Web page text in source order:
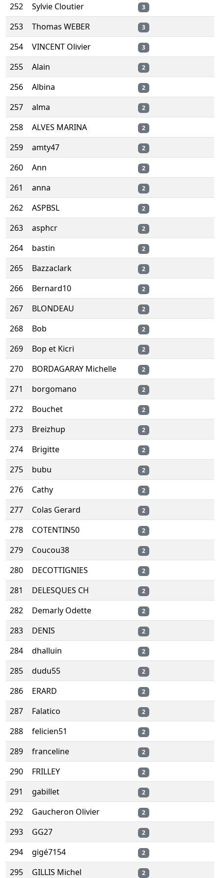
252 Sylvie Cloutier 3
253 Thomas WEBER 3
254 VINCENT Olivier 3
255 Alain 2
256 Albina 2
257 alma 2
258 ALVES MARINA 2
259 amty47 2
260 Ann 2
261 anna 2
262 ASPBSL 2
263 asphcr 2
264 bastin 2
265 Bazzaclark 2
266 Bernard10 2
267 BLONDEAU 2
268 Bob 2
269 Bop et Kicri 2
270 BORDAGARAY Michelle 2
271 borgomano 2
272 Bouchet 2
273 Breizhup 2
274 Brigitte 2
275 bubu 2
276 Cathy 2
277 Colas Gerard 2
278 COTENTIN50 2
279 Coucou38 2
280 DECOTTIGNIES 2
281 DELESQUES CH 2
282 Demarly Odette 2
283 DENIS 2
284 dhalluin 2
285 dudu55 2
286 ERARD 2
287 Falatico 2
288 felicien51 2
289 franceline 2
290 FRILLEY 2
291 gabillet 2
292 Gaucheron Olivier 2
293 GG27 2
294 gigé7154 2
295 GILLIS Michel 2